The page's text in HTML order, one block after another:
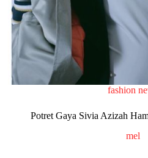
fashion
Potret Gaya Sivia Azizah
mel